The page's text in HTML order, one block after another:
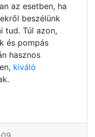
az esetben, ha
ekről beszélünk
tud. Túl azon,
és pompás
hasznos
kiváló